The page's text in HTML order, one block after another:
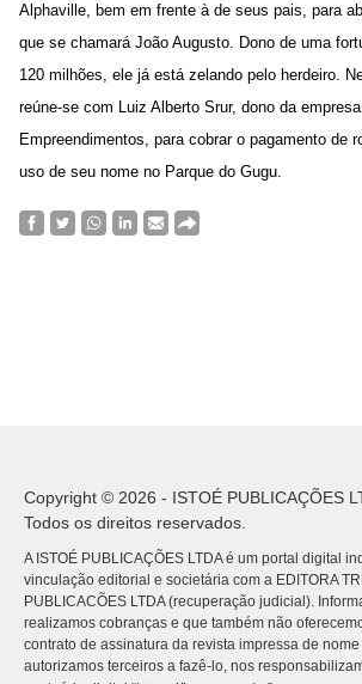
Alphaville, bem em frente à de seus pais, para
que se chamará João Augusto. Dono de uma
120 milhões, ele já está zelando pelo herdeiro.
reúne-se com Luiz Alberto Srur, dono da empresa
Empreendimentos, para cobrar o pagamento de
uso de seu nome no Parque do Gugu.
Copyright © 2026 - ISTOÉ PUBLICAÇÕES
Todos os direitos reservados.
A ISTOÉ PUBLICAÇÕES LTDA é um portal digital
vinculação editorial e societária com a EDITORA
PUBLICACÕES LTDA (recuperação judicial).
realizamos cobranças e que também não
contrato de assinatura da revista impressa de
autorizamos terceiros a fazê-lo, nos